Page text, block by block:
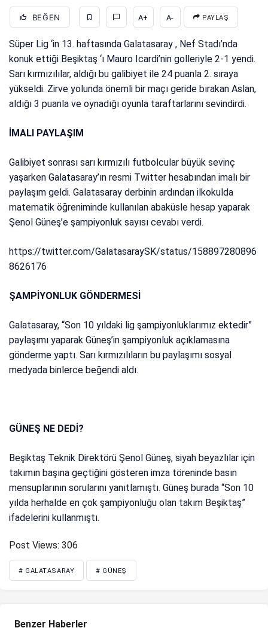
BEĞEN A+ A- PAYLAŞ
Süper Lig ‘in 13. haftasında Galatasaray , Nef Stadı’nda
konuk ettiği Beşiktaş ‘ı Mauro Icardi’nin golleriyle 2-1 yendi.
Sarı kırmızılılar, aldığı bu galibiyet ile 24 puanla 2. sıraya
yükseldi. Zirve yolunda önemli bir maçı geride bırakan Aslan,
aldığı 3 puanla ve oynadığı oyunla taraftarlarını sevindirdi.
İMALI PAYLAŞIM
Galibiyet sonrası sarı kırmızılı futbolcular büyük sevinç
yaşarken Galatasaray’ın resmi Twitter hesabından imalı bir
paylaşım geldi. Galatasaray derbinin ardından ilkokulda
matematik öğreniminde kullanılan abaküsle hesap yaparak
Şenol Güneş’e şampiyonluk sayısı cevabı verdi.
https://twitter.com/GalatasaraySK/status/158897280896
8626176
ŞAMPİYONLUK GÖNDERMESİ
Galatasaray, “Son 10 yıldaki lig şampiyonluklarımız ektedir”
paylaşımı yaparak Güneş’in şampiyonluk açıklamasına
gönderme yaptı. Sarı kırmızılıların bu paylaşımı sosyal
medyada binlerce beğendi aldı.
GÜNEŞ NE DEDİ?
Beşiktaş Teknik Direktörü Şenol Güneş, siyah beyazlılar için
takımın başına geçtiğini gösteren imza töreninde basın
mensuplarının sorularını yanıtlamıştı. Güneş burada “Son 10
yılda herhalde en çok şampiyonluğu olan takım Beşiktaş”
ifadelerini kullanmıştı.
Post Views: 306
# GALATASARAY # GÜNEŞ
Benzer Haberler